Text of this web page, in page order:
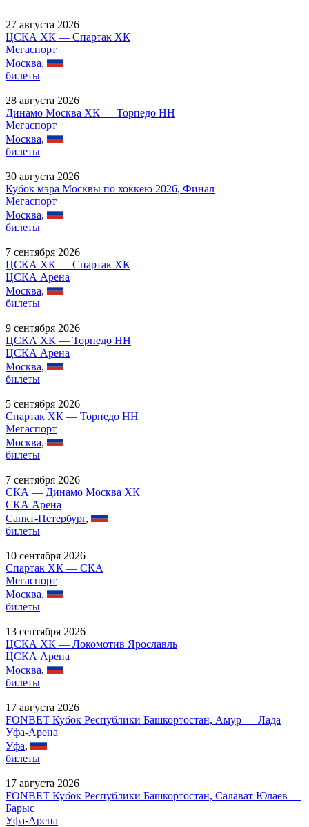
27 августа 2026
ЦСКА ХК — Спартак ХК
Мегаспорт
Москва,
билеты
28 августа 2026
Динамо Москва ХК — Торпедо НН
Мегаспорт
Москва,
билеты
30 августа 2026
Кубок мэра Москвы по хоккею 2026, Финал
Мегаспорт
Москва,
билеты
7 сентября 2026
ЦСКА ХК — Спартак ХК
ЦСКА Арена
Москва,
билеты
9 сентября 2026
ЦСКА ХК — Торпедо НН
ЦСКА Арена
Москва,
билеты
5 сентября 2026
Спартак ХК — Торпедо НН
Мегаспорт
Москва,
билеты
7 сентября 2026
СКА — Динамо Москва ХК
СКА Арена
Санкт-Петербург,
билеты
10 сентября 2026
Спартак ХК — СКА
Мегаспорт
Москва,
билеты
13 сентября 2026
ЦСКА ХК — Локомотив Ярославль
ЦСКА Арена
Москва,
билеты
17 августа 2026
FONBET Кубок Республики Башкортостан, Амур — Лада
Уфа-Арена
Уфа,
билеты
17 августа 2026
FONBET Кубок Республики Башкортостан, Салават Юлаев —
Барыс
Уфа-Арена